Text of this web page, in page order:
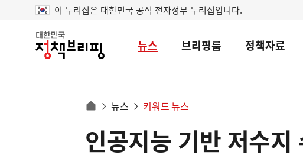
이 누리집은 대한민국 공식 전자정부 누리집입니다.
대
민
뉴스 브리핑룸 정책자료
으
로
뉴스 키워드 뉴스
인공지능 기반 저수